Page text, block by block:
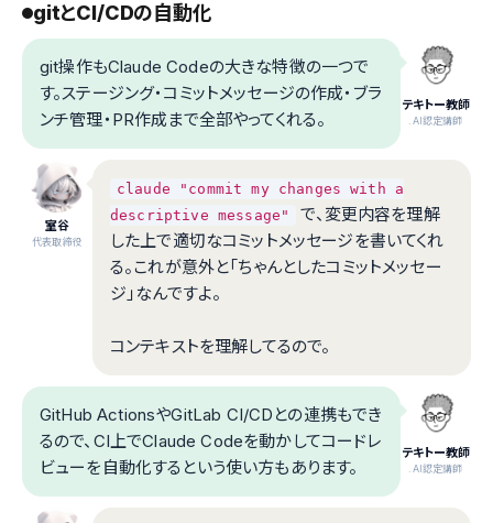
gitとCI/CDの自動化
テキトー教師
.AI認定講師
git操作もClaude Codeの大きな特徴の一つで
す。ステージング・コミットメッセージの作成・ブラ
ンチ管理・PR作成まで全部やってくれる。
室谷
代表取締役
claude "commit my changes with a
descriptive message"
で、変更内容を理解
した上で適切なコミットメッセージを書いてくれ
る。これが意外と「ちゃんとしたコミットメッセー
ジ」なんですよ。
コンテキストを理解してるので。
テキトー教師
.AI認定講師
GitHub ActionsやGitLab CI/CDとの連携もでき
るので、CI上でClaude Codeを動かしてコードレ
ビューを自動化するという使い方もあります。